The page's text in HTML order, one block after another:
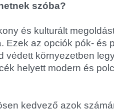
szóba?
és kulturált
Ezek az opciók pók- és
védett környezetben
helyett modern és
kedvező azok